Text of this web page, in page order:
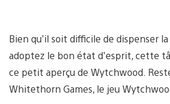
Bien qu’il soit difficile de dispenser
adoptez le bon état d’esprit, cette
ce petit aperçu de Wytchwood.
Whitethorn Games, le jeu